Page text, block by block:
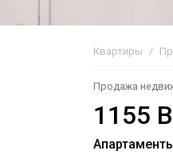
Квартиры
Продажа
1155